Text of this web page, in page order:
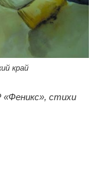
край
стихи